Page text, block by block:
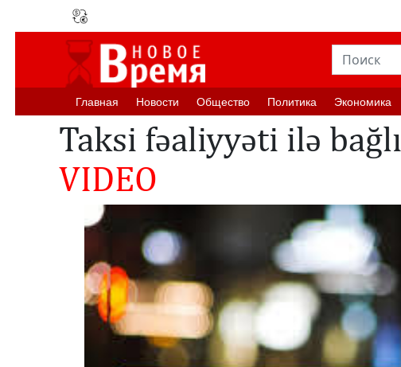
Главная Новости Oбщество Политика Экономика
Taksi fəaliyyəti ilə bağlı
VIDEO